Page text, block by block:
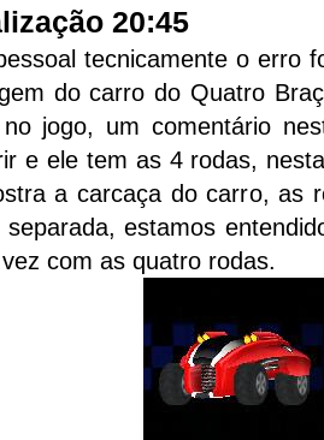
20:45
tecnicamente o erro
do carro do Quatro
jogo, um comentário
e ele tem as 4 rodas,
a carcaça do carro, as
separada, estamos
com as quatro rodas.